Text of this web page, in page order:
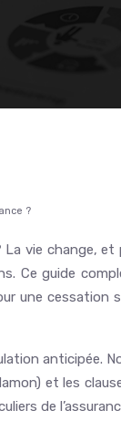
?
vie change,
Ce guide
une
et les
de